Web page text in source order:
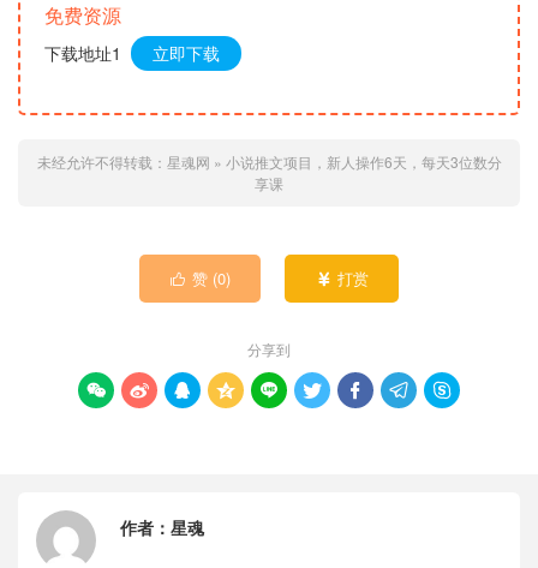
免费资源
下载地址1 立即下载
未经允许不得转载： 星魂网 » 小说推文项目，新人操作6天，每天3位数分
享课
 赞 (0)  打赏
分享到
        
作者： 星魂